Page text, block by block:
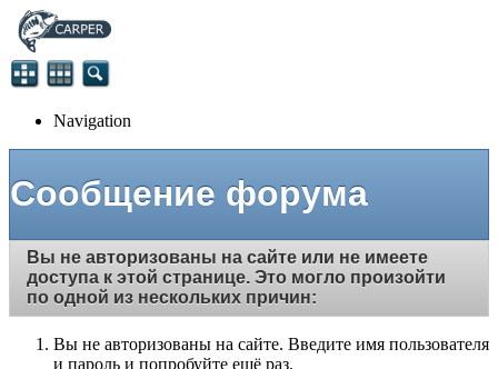
Navigation
Сообщение форума
Вы не авторизованы на сайте или не имеете
доступа к этой странице. Это могло произойти
по одной из нескольких причин:
Вы не авторизованы на сайте. Введите имя пользователя
и пароль и попробуйте ещё раз.